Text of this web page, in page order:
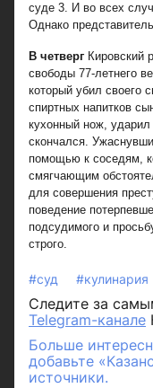
суде 3. И во всех
Однако
В четверг Кировский
свободы 77-летнего
который убил своего
спиртных напитков
кухонный нож,
скончался.
помощью к соседям,
смягчающим
для совершения
поведение
подсудимого и
строго.
#суд #кулинария
Следите за
Telegram-канале
Больше
добавьте
источники.